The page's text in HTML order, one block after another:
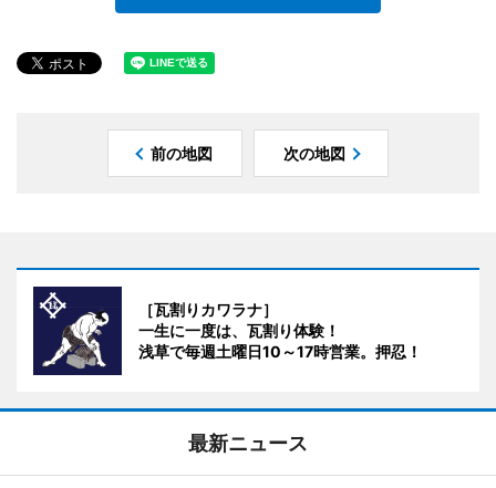
前の地図 次の地図
［瓦割りカワラナ］
一生に一度は、瓦割り体験！
浅草で毎週土曜日10～17時営業。押忍！
最新ニュース